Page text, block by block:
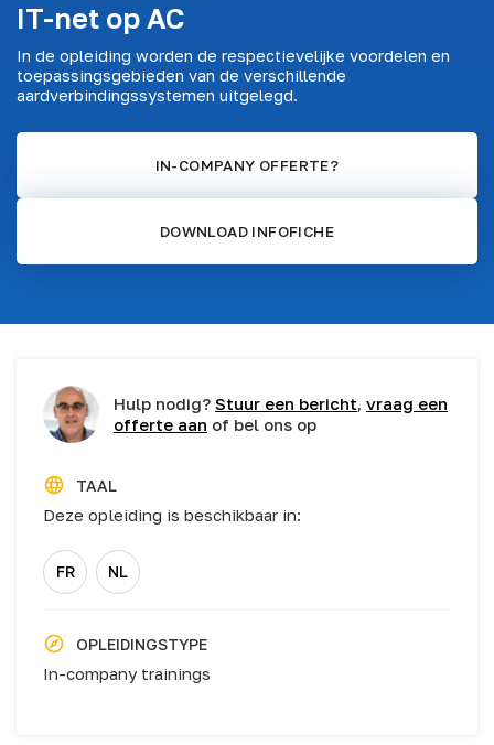
IT-net op AC
In de opleiding worden de respectievelijke voordelen en
toepassingsgebieden van de verschillende
aardverbindingssystemen uitgelegd.
IN-COMPANY OFFERTE?
DOWNLOAD INFOFICHE
Hulp nodig? Stuur een bericht, vraag een
offerte aan of bel ons op
TAAL
Deze opleiding is beschikbaar in:
FR NL
OPLEIDINGSTYPE
In-company trainings